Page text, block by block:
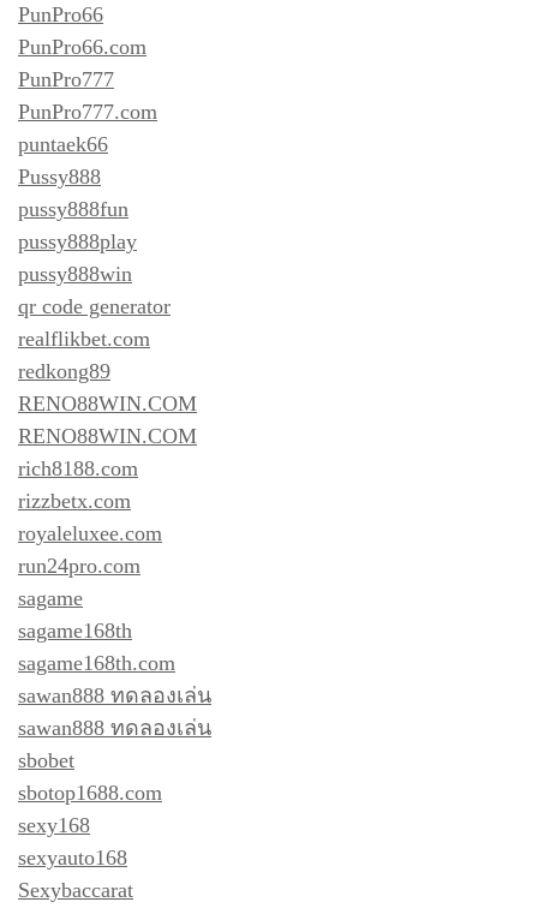
PunPro66
PunPro66.com
PunPro777
PunPro777.com
puntaek66
Pussy888
pussy888fun
pussy888play
pussy888win
qr code generator
realflikbet.com
redkong89
RENO88WIN.COM
RENO88WIN.COM
rich8188.com
rizzbetx.com
royaleluxee.com
run24pro.com
sagame
sagame168th
sagame168th.com
sawan888 ทดลองเล่น
sawan888 ทดลองเล่น
sbobet
sbotop1688.com
sexy168
sexyauto168
Sexybaccarat